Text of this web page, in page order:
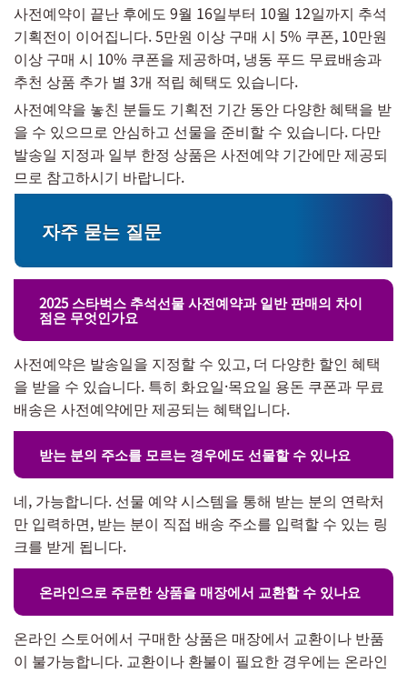
사전예약이 끝난 후에도 9월 16일부터 10월 12일까지 추석
기획전이 이어집니다. 5만원 이상 구매 시 5% 쿠폰, 10만원
이상 구매 시 10% 쿠폰을 제공하며, 냉동 푸드 무료배송과
추천 상품 추가 별 3개 적립 혜택도 있습니다.
사전예약을 놓친 분들도 기획전 기간 동안 다양한 혜택을 받
을 수 있으므로 안심하고 선물을 준비할 수 있습니다. 다만
발송일 지정과 일부 한정 상품은 사전예약 기간에만 제공되
므로 참고하시기 바랍니다.
자주 묻는 질문
2025 스타벅스 추석선물 사전예약과 일반 판매의 차이
점은 무엇인가요
사전예약은 발송일을 지정할 수 있고, 더 다양한 할인 혜택
을 받을 수 있습니다. 특히 화요일·목요일 용돈 쿠폰과 무료
배송은 사전예약에만 제공되는 혜택입니다.
받는 분의 주소를 모르는 경우에도 선물할 수 있나요
네, 가능합니다. 선물 예약 시스템을 통해 받는 분의 연락처
만 입력하면, 받는 분이 직접 배송 주소를 입력할 수 있는 링
크를 받게 됩니다.
온라인으로 주문한 상품을 매장에서 교환할 수 있나요
온라인 스토어에서 구매한 상품은 매장에서 교환이나 반품
이 불가능합니다. 교환이나 환불이 필요한 경우에는 온라인